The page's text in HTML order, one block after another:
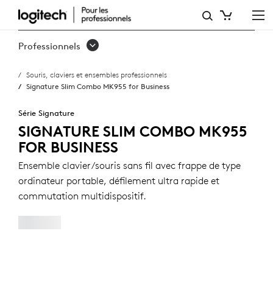
SIGNATURE
SLIM
MK955
FOR
BUSINESS
Professionnels
Souris, claviers et ensembles professionnels
Signature Slim Combo MK955 for Business
Série Signature
SIGNATURE SLIM COMBO MK955
FOR BUSINESS
Ensemble clavier/souris sans fil avec frappe de type
ordinateur portable, défilement ultra rapide et
commutation multidispositif.